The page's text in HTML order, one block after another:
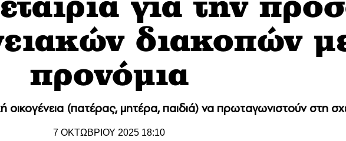
για την
διακοπών
προνόμια
(πατέρας, μητέρα, παιδιά) να πρωταγωνιστούν στη
7 ΟΚΤΩΒΡΙΟΥ 2025 18:10